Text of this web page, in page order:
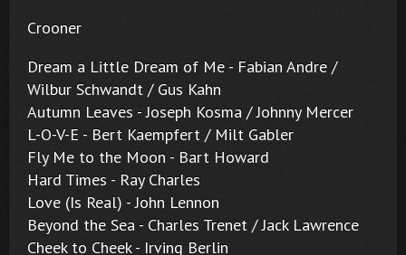
Crooner
Dream a Little Dream of Me - Fabian Andre /
Wilbur Schwandt / Gus Kahn
Autumn Leaves - Joseph Kosma / Johnny Mercer
L-O-V-E - Bert Kaempfert / Milt Gabler
Fly Me to the Moon - Bart Howard
Hard Times - Ray Charles
Love (Is Real) - John Lennon
Beyond the Sea - Charles Trenet / Jack Lawrence
Cheek to Cheek - Irving Berlin